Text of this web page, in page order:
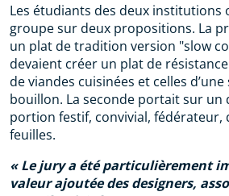
Les étudiants des deux institutions
groupe sur deux propositions. La
un plat de tradition version "slow
devaient créer un plat de
de viandes cuisinées et celles d’une
bouillon. La seconde portait sur un
portion festif, convivial, fédérateur,
feuilles.
Le jury a été particulièrement
valeur ajoutée des designers,